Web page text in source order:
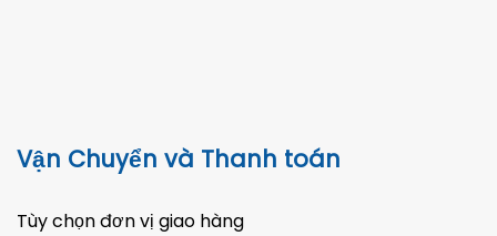
Vận Chuyển và Thanh toán
Tùy chọn đơn vị giao hàng